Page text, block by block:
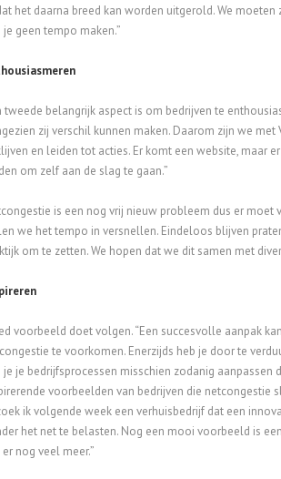
het daarna breed kan worden uitgerold. We
je geen tempo maken.”
tweede belangrijk aspect is om bedrijven te
zij verschil kunnen maken. Daarom zijn we
en leiden tot acties. Er komt een website, maar
om zelf aan de slag te gaan.”
is een nog vrij nieuw probleem dus er
we het tempo in versnellen. Eindeloos blijven
om te zetten. We hopen dat we dit samen met
voorbeeld doet volgen. “Een succesvolle aanpak
te voorkomen. Enerzijds heb je door te
je je bedrijfsprocessen misschien zodanig
voorbeelden van bedrijven die netcongestie
ik volgende week een verhuisbedrijf dat een
het net te belasten. Nog een mooi voorbeeld is
er nog veel meer.”